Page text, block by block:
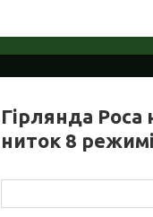
Гірлянда
ниток 8